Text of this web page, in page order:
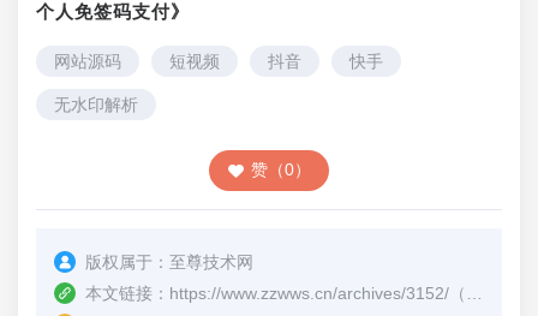
个人免签码支付》
网站源码 短视频 抖音 快手
无水印解析
赞（0）
版权属于： 至尊技术网
本文链接： https://www.zzwws.cn/archives/3152/ （转载时请注明本文出处及文章链接）